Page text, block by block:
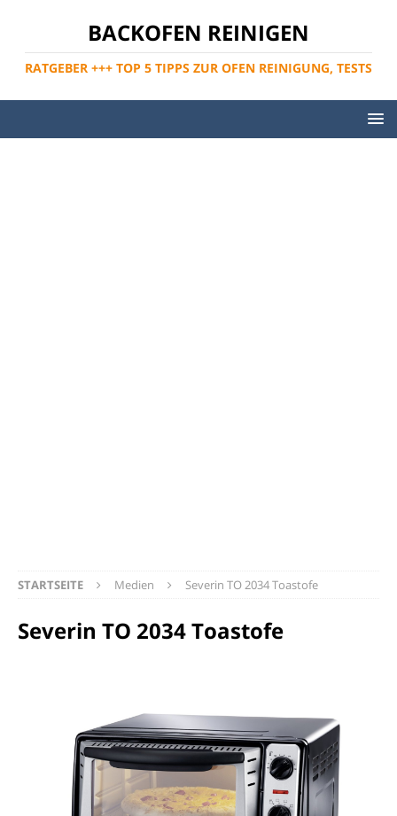
BACKOFEN REINIGEN
RATGEBER +++ TOP 5 TIPPS ZUR OFEN REINIGUNG, TESTS
STARTSEITE Medien Severin TO 2034 Toastofe
Severin TO 2034 Toastofe